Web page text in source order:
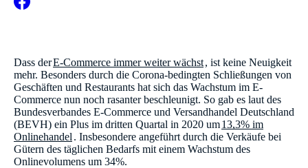
Dass derE-Commerce immer weiter wächst, ist keine Neuigkeit
mehr. Besonders durch die Corona-bedingten Schließungen von
Geschäften und Restaurants hat sich das Wachstum im E-
Commerce nun noch rasanter beschleunigt. So gab es laut des
Bundesverbandes E-Commerce und Versandhandel Deutschland
(BEVH) ein Plus im dritten Quartal in 2020 um13,3% im
Onlinehandel . Insbesondere angeführt durch die Verkäufe bei
Gütern des täglichen Bedarfs mit einem Wachstum des
Onlinevolumens um 34%.